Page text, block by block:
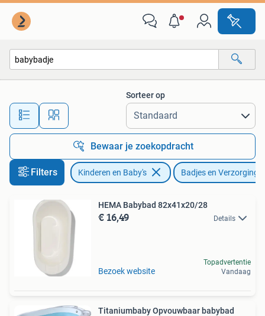
Alle afstanden…
Sorteer op
Bewaar je zoekopdracht
Filters Kinderen en Baby's Badjes en Verzorging
HEMA Babybad 82x41x20/28
€ 16,49 Details
Bezoek website
Topadvertentie
Vandaag
Titaniumbaby Opvouwbaar babybad